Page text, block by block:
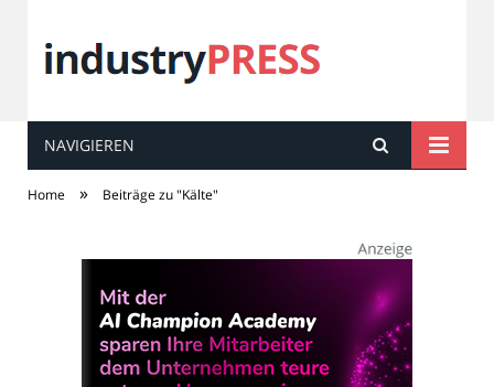
industryPRESS
NAVIGIEREN
Home » Beiträge zu "Kälte"